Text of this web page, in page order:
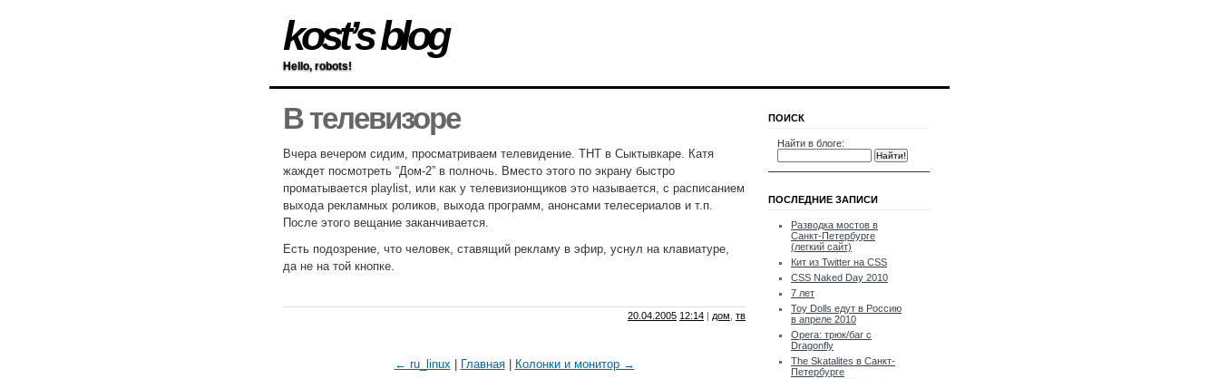
kost’s blog
Hello, robots!
В телевизоре
Вчера вечером сидим, просматриваем телевидение. ТНТ в Сыктывкаре. Катя
жаждет посмотреть “Дом-2” в полночь. Вместо этого по экрану быстро
проматывается playlist, или как у телевизионщиков это называется, с расписанием
выхода рекламных роликов, выхода программ, анонсами телесериалов и т.п.
После этого вещание заканчивается.
Есть подозрение, что человек, ставящий рекламу в эфир, уснул на клавиатуре,
да не на той кнопке.
20.04.2005 12:14 | дом тв
← ru_linux| Главная| Колонки и монитор →
ПОИСК
Найти в блоге:
ПОСЛЕДНИЕ ЗАПИСИ
Разводка мостов в
Санкт-Петербурге
(легкий сайт)
Кит из Twitter на CSS
CSS Naked Day 2010
7 лет
Toy Dolls едут в Россию
в апреле 2010
Opera: трюк/баг с
Dragonfly
The Skatalites в Санкт-
Петербурге